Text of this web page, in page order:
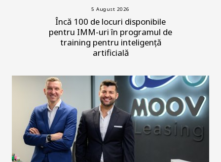
5 August 2026
Încă 100 de locuri disponibile
pentru IMM-uri în programul de
training pentru inteligență
artificială